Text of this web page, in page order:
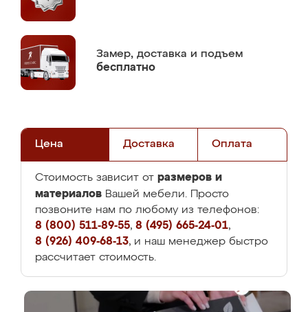
Замер, доставка и подъем
бесплатно
Цена Доставка Оплата
Стоимость зависит от размеров и
материалов Вашей мебели. Просто
позвоните нам по любому из телефонов:
8 (800) 511-89-55, 8 (495) 665-24-01,
8 (926) 409-68-13, и наш менеджер быстро
рассчитает стоимость.